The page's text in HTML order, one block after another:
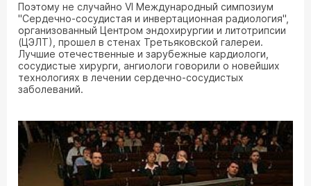
Поэтому не случайно VI Международный симпозиум
"Сердечно-сосудистая и инвертационная радиология",
организованный Центром эндохирургии и литотрипсии
(ЦЭЛТ), прошел в стенах Третьяковской галереи.
Лучшие отечественные и зарубежные кардиологи,
сосудистые хирурги, ангиологи говорили о новейших
технологиях в лечении сердечно-сосудистых
заболеваний.